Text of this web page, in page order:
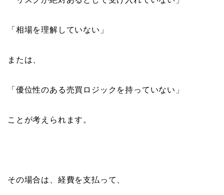
「相場を理解していない」
または、
「優位性のある売買ロジックを持っていない」
ことが考えられます。
その場合は、経費を支払って、